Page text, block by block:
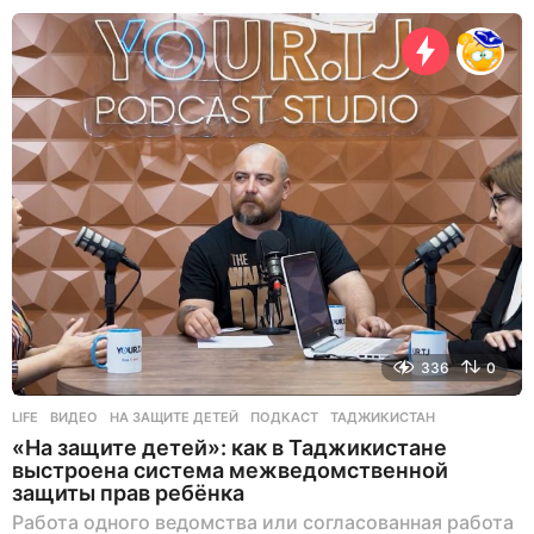
н
я
н
а
з
а
д
336 0
LIFE ВИДЕО ,НА ЗАЩИТЕ ДЕТЕЙ ,ПОДКАСТ ,ТАДЖИКИСТАН
«На защите детей»: как в Таджикистане
выстроена система межведомственной
защиты прав ребёнка
Работа одного ведомства или согласованная работа